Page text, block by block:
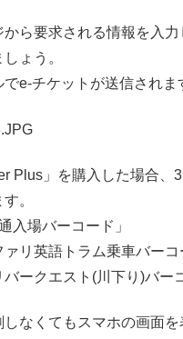
から要求される情報を入
ょう。
e-チケットが送信されま
Plus」を購入した場合、
。
入場バーコード」
ァリ英語トラム乗車バーコ
バークエスト(川下り)バー
しなくてもスマホの画面